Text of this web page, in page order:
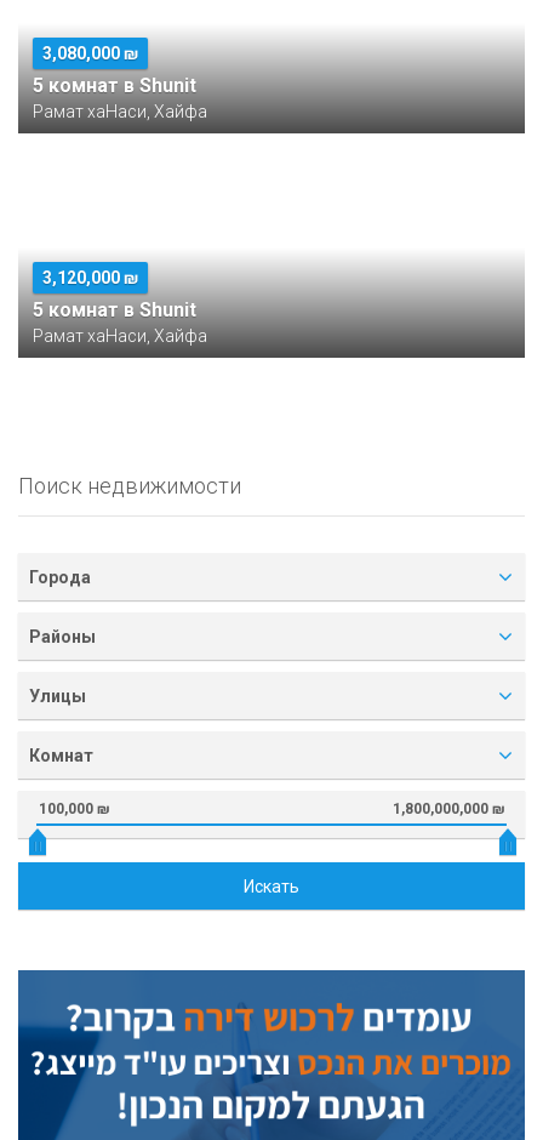
3,080,000 ₪
5 комнат в Shunit
Рамат хаНаси, Хайфа
3,120,000 ₪
5 комнат в Shunit
Рамат хаНаси, Хайфа
Поиск недвижимости
Города
Районы
Улицы
Комнат
100,000 ₪ 1,800,000,000 ₪
Искать